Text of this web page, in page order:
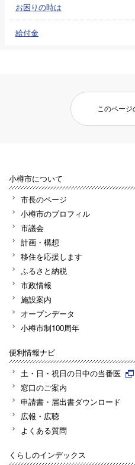
お困りの時は
給付金
このペー
小樽市について
市長のページ
小樽市のプロフィル
市議会
計画・構想
移住を応援します
ふるさと納税
市政情報
施設案内
オープンデータ
小樽市制100周年
便利情報ナビ
土・日・祝日の日中の当番医
窓口のご案内
申請書・届出書ダウンロード
広報・広聴
よくある質問
くらしのインデックス